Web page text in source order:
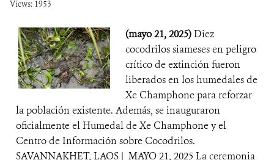
Views: 1953
(mayo 21, 2025)Diez
cocodrilos siameses en peligro
crítico de extinción fueron
liberados en los humedales de
Xe Champhone para reforzar
la población existente. Además, se inauguraron
oficialmente el Humedal de Xe Champhone y el
Centro de Información sobre Cocodrilos.
SAVANNAKHET, LAOS | MAYO 21, 2025 La ceremonia